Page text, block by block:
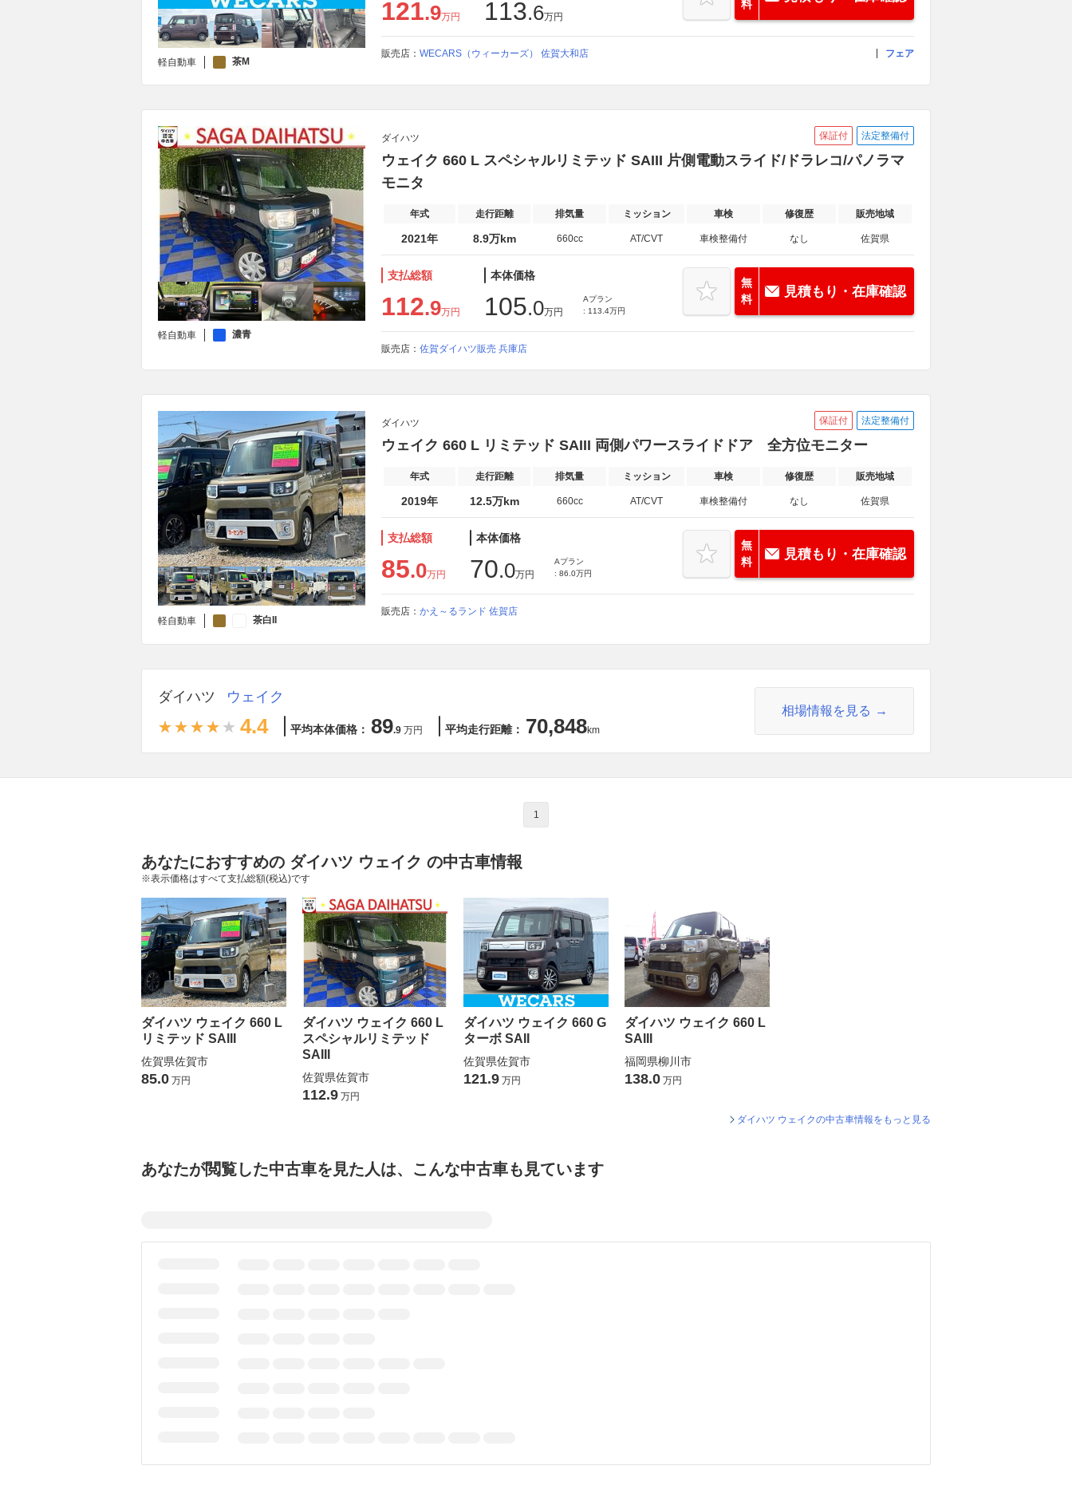
軽自動車 茶M
121.9万円 113.6万円
料
販売店： WECARS（ウィーカーズ） 佐賀大和店 フェア
軽自動車 濃青
ダイハツ 保証付 法定整備付
ウェイク 660 L スペシャルリミテッド SAIII 片側電動スライド/ドラレコ/パノラマ
モニタ
年式 走行距離 排気量 ミッション 車検 修復歴 販売地域
2021年 8.9万km 660cc AT/CVT 車検整備付 なし 佐賀県
支払総額
112.9万円
本体価格
105.0万円
Aプラン
: 113.4万円
無
料
見積もり・在庫確認
販売店： 佐賀ダイハツ販売 兵庫店
軽自動車 茶白II
ダイハツ 保証付 法定整備付
ウェイク 660 L リミテッド SAIII 両側パワースライドドア 全方位モニター
年式 走行距離 排気量 ミッション 車検 修復歴 販売地域
2019年 12.5万km 660cc AT/CVT 車検整備付 なし 佐賀県
支払総額
85.0万円
本体価格
70.0万円
Aプラン
: 86.0万円
無
料
見積もり・在庫確認
販売店： かえ～るランド 佐賀店
ダイハツ ウェイク
4.4 平均本体価格： 89.9 万円 平均走行距離： 70,848km
相場情報を見る
1
あなたにおすすめの ダイハツ ウェイク の中古車情報
※表示価格はすべて支払総額(税込)です
ダイハツ ウェイク 660 L
リミテッド SAIII
佐賀県佐賀市
85.0 万円
ダイハツ ウェイク 660 L
スペシャルリミテッド
SAIII
佐賀県佐賀市
112.9 万円
ダイハツ ウェイク 660 G
ターボ SAII
佐賀県佐賀市
121.9 万円
ダイハツ ウェイク 660 L
SAIII
福岡県柳川市
138.0 万円
ダイハツ ウェイクの中古車情報をもっと見る
あなたが閲覧した中古車を見た人は、こんな中古車も見ています